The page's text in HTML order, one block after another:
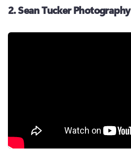
2.Sean Tucker Photography